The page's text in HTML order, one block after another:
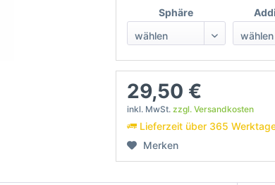
Sphäre
29,50 €
inkl. MwSt. zzgl. Versandkosten
Lieferzeit über 365
Merken